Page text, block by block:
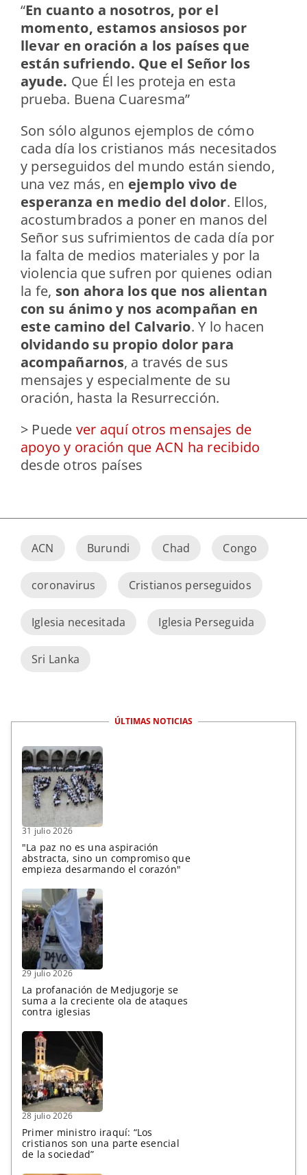
“En cuanto a nosotros, por el
momento, estamos ansiosos por
llevar en oración a los países que
están sufriendo. Que el Señor los
ayude. Que Él les proteja en esta
prueba. Buena Cuaresma”
Son sólo algunos ejemplos de cómo
cada día los cristianos más necesitados
y perseguidos del mundo están siendo,
una vez más, en ejemplo vivo de
esperanza en medio del dolor. Ellos,
acostumbrados a poner en manos del
Señor sus sufrimientos de cada día por
la falta de medios materiales y por la
violencia que sufren por quienes odian
la fe, son ahora los que nos alientan
con su ánimo y nos acompañan en
este camino del Calvario. Y lo hacen
olvidando su propio dolor para
acompañarnos, a través de sus
mensajes y especialmente de su
oración, hasta la Resurrección.
> Puede ver aquí otros mensajes de
apoyo y oración que ACN ha recibido
desde otros países
ACN Burundi Chad Congo
coronavirus Cristianos perseguidos
Iglesia necesitada Iglesia Perseguida
Sri Lanka
ÚLTIMAS NOTICIAS
31 julio 2026
"La paz no es una aspiración
abstracta, sino un compromiso que
empieza desarmando el corazón"
29 julio 2026
La profanación de Medjugorje se
suma a la creciente ola de ataques
contra iglesias
28 julio 2026
Primer ministro iraquí: “Los
cristianos son una parte esencial
de la sociedad”